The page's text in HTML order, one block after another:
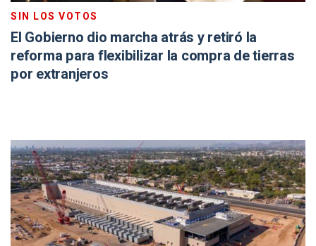
SIN LOS VOTOS
El Gobierno dio marcha atrás y retiró la
reforma para flexibilizar la compra de tierras
por extranjeros